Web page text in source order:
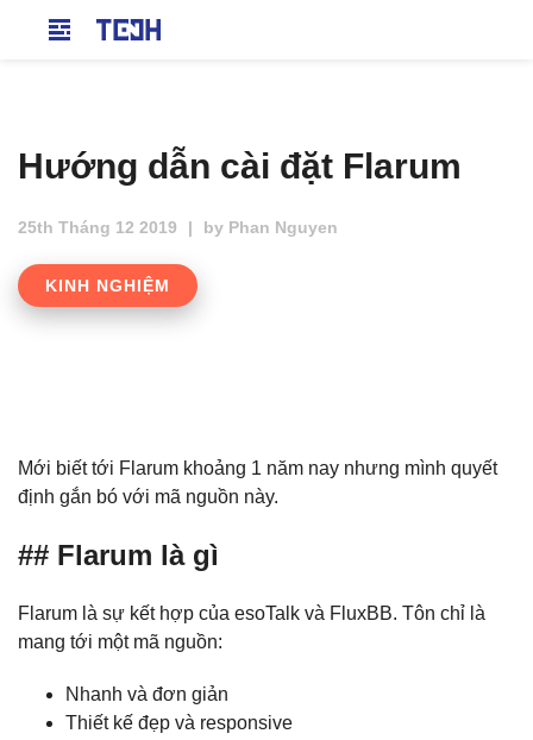
Hướng dẫn cài đặt Flarum
25th Tháng 12 2019 | by Phan Nguyen
KINH NGHIỆM
Mới biết tới Flarum khoảng 1 năm nay nhưng mình quyết
định gắn bó với mã nguồn này.
## Flarum là gì
Flarum là sự kết hợp của esoTalk và FluxBB. Tôn chỉ là
mang tới một mã nguồn:
Nhanh và đơn giản
Thiết kế đẹp và responsive